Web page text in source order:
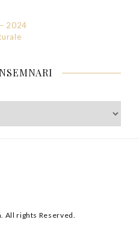
2024
All rights Reserved.